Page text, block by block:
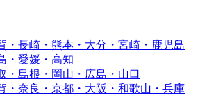
・長崎・熊本・大分・宮崎・鹿児島
・愛媛・高知
・島根・岡山・広島・山口
・奈良・京都・大阪・和歌山・兵庫